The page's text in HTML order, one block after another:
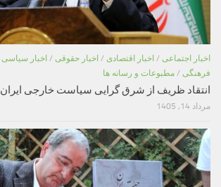
اخبار اجتماعی / اخبار اقتصادی / اخبار حقوقی / اخبار سیاسی
فرهنگی / مطبوعات و رسانه ها
انتقاد ظریف از شرق گرایی سیاست خارجی ایران
مرداد 14, 1405